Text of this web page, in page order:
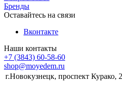
Бренды
Оставайтесь на связи
Вконтакте
Наши контакты
+7 (3843) 60-58-60
shop@moyedem.ru
г.Новокузнецк, проспект Курако,